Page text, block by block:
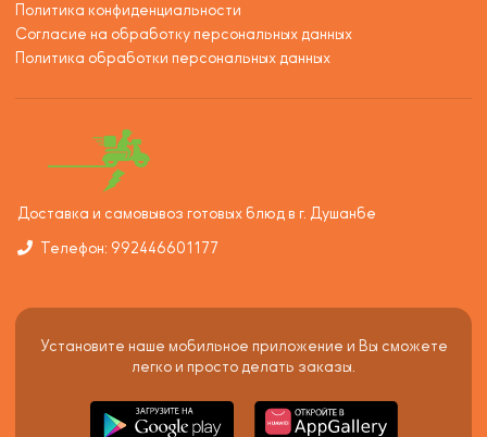
Политика конфиденциальности
Согласие на обработку персональных данных
Политика обработки персональных данных
Доставка и самовывоз готовых блюд в г. Душанбе
Телефон: 992446601177
Установите наше мобильное приложение и Вы сможете
легко и просто делать заказы.